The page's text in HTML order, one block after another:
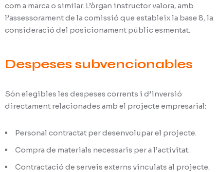
com a marca o similar. L’òrgan instructor valora, amb
l’assessorament de la comissió que estableix la base 8, la
consideració del posicionament públic esmentat.
Despeses subvencionables
Són elegibles les despeses corrents i d’inversió
directament relacionades amb el projecte empresarial:
Personal contractat per desenvolupar el projecte.
Compra de materials necessaris per a l’activitat.
Contractació de serveis externs vinculats al projecte.